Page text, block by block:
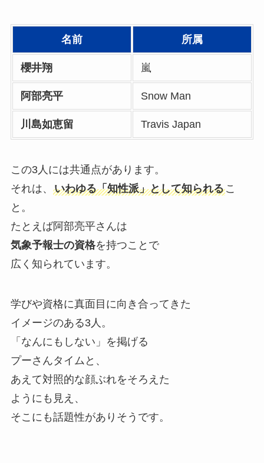
名前 所属
櫻井翔 嵐
阿部亮平 Snow Man
川島如恵留 Travis Japan
この3人には共通点があります。
それは、 いわゆる「知性派」として知られるこ
と。
たとえば阿部亮平さんは
気象予報士の資格を持つことで
広く知られています。
学びや資格に真面目に向き合ってきた
イメージのある3人。
「なんにもしない」を掲げる
プーさんタイムと、
あえて対照的な顔ぶれをそろえた
ようにも見え、
そこにも話題性がありそうです。